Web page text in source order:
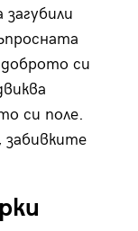
доброто си
си поле.